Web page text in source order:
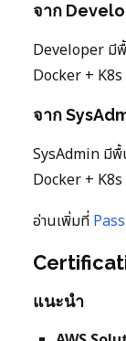
จาก
Developer มี
Docker +
จาก
SysAdmin มี
Docker +
อ่านเพิ่มที่
แนะนำ